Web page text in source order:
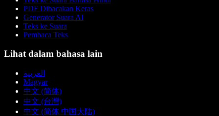
PDF Dibacakan Keras
Generator Suara AI
Teks ke Suara
Pembaca Teks
Lihat dalam bahasa lain
العربية
Magyar
中文 (简体)
中文 (台灣)
中文 (简体 中国大陆)